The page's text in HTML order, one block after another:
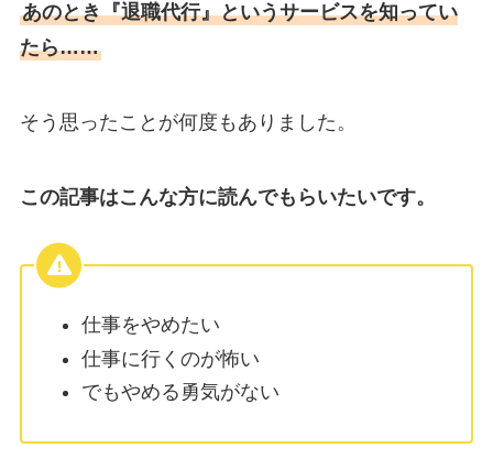
あのとき『退職代行』というサービスを知ってい
たら……
そう思ったことが何度もありました。
この記事はこんな方に読んでもらいたいです。
仕事をやめたい
仕事に行くのが怖い
でもやめる勇気がない